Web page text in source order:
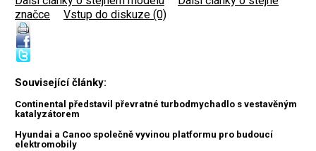
značce
Vstup do diskuze (0)
Související články:
Continental představil převratné turbodmychadlo s vestavěným
katalyzátorem
Hyundai a Canoo společně vyvinou platformu pro budoucí
elektromobily